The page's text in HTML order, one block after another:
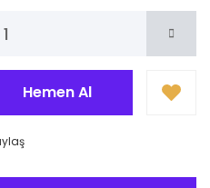
Hemen Al